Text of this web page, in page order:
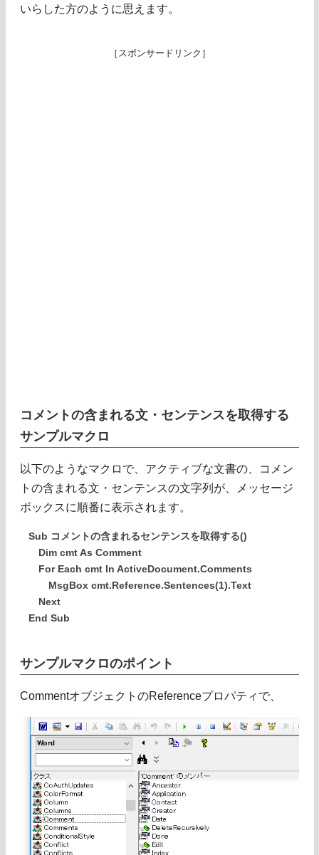
いらした方のように思えます。
［スポンサードリンク］
コメントの含まれる文・センテンスを取得する
サンプルマクロ
以下のようなマクロで、アクティブな文書の、コメン
トの含まれる文・センテンスの文字列が、メッセージ
ボックスに順番に表示されます。
Sub コメントの含まれるセンテンスを取得する()
Dim cmt As Comment
For Each cmt In ActiveDocument.Comments
MsgBox cmt.Reference.Sentences(1).Text
Next
End Sub
サンプルマクロのポイント
CommentオブジェクトのReferenceプロパティで、